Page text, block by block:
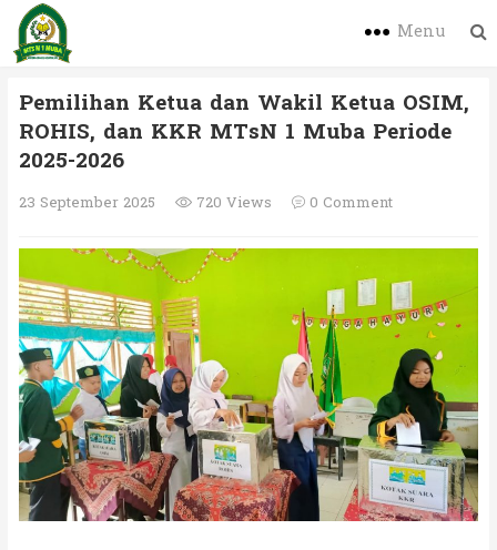
Menu
Pemilihan Ketua dan Wakil Ketua OSIM,
ROHIS, dan KKR MTsN 1 Muba Periode
2025-2026
23 September 2025 720 Views 0 Comment